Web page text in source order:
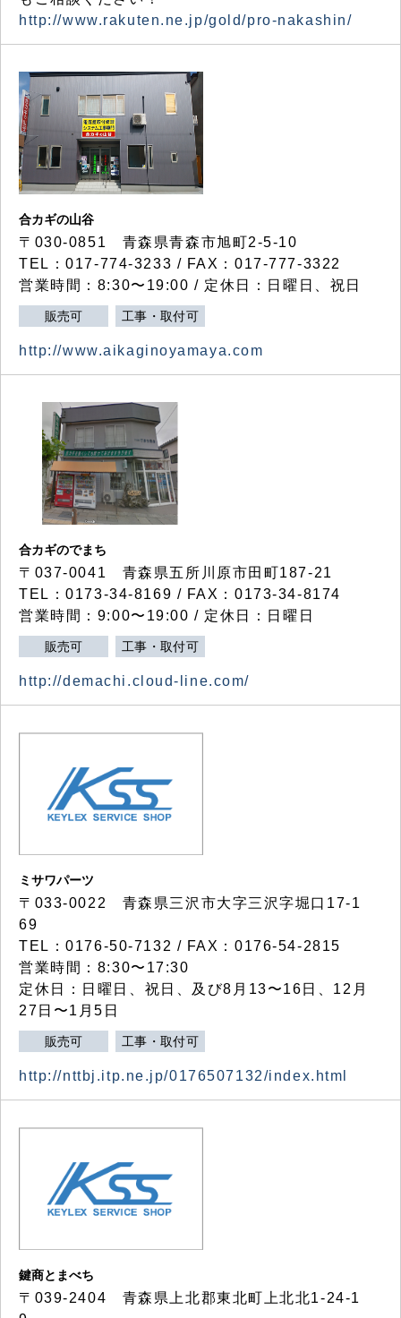
http://www.rakuten.ne.jp/gold/pro-nakashin/
合カギの山谷
〒030-0851 青森県青森市旭町2-5-10
TEL：017-774-3233 / FAX：017-777-3322
営業時間：8:30〜19:00 / 定休日：日曜日、祝日
販売可 工事・取付可
http://www.aikaginoyamaya.com
合カギのでまち
〒037-0041 青森県五所川原市田町187-21
TEL：0173-34-8169 / FAX：0173-34-8174
営業時間：9:00〜19:00 / 定休日：日曜日
販売可 工事・取付可
http://demachi.cloud-line.com/
ミサワパーツ
〒033-0022 青森県三沢市大字三沢字堀口17-1
69
TEL：0176-50-7132 / FAX：0176-54-2815
営業時間：8:30〜17:30
定休日：日曜日、祝日、及び8月13〜16日、12月
27日〜1月5日
販売可 工事・取付可
http://nttbj.itp.ne.jp/0176507132/index.html
鍵商とまべち
〒039-2404 青森県上北郡東北町上北北1-24-1